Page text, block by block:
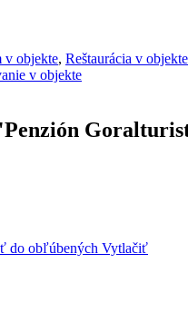
v objekte, Reštaurácia v objekte
v objekte
do obľúbených Vytlačiť